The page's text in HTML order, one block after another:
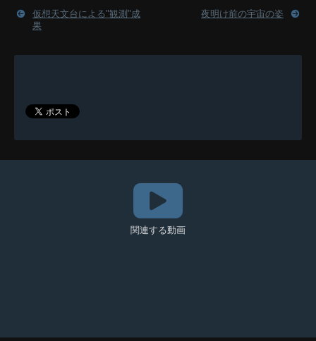
仮想天文台による"観測"成
果
夜明け前の宇宙の姿
関連する動画